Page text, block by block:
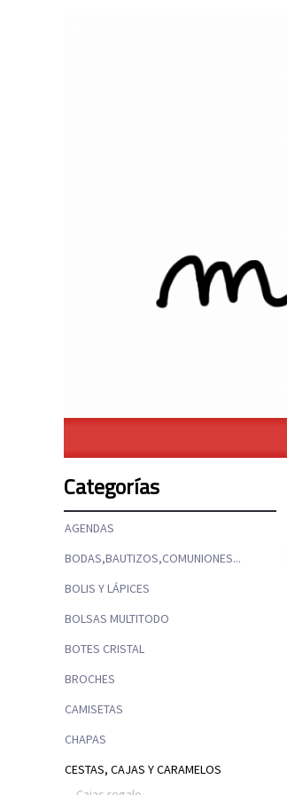
Categorías
AGENDAS
BODAS,BAUTIZOS,COMUNIONES...
BOLIS Y LÁPICES
BOLSAS MULTITODO
BOTES CRISTAL
BROCHES
CAMISETAS
CHAPAS
CESTAS, CAJAS Y CARAMELOS